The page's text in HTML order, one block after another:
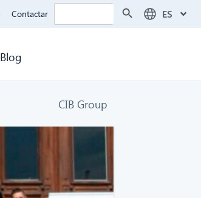
Contactar Buscar: ES
Blog
CIB Group